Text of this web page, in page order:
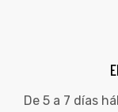
De 5 a 7 días